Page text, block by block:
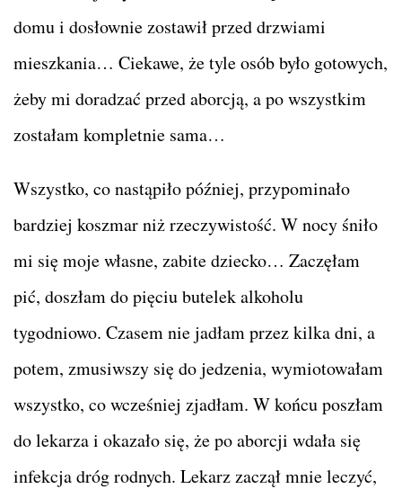
domu i dosłownie zostawił przed drzwiami
mieszkania… Ciekawe, że tyle osób było gotowych,
żeby mi doradzać przed aborcją, a po wszystkim
zostałam kompletnie sama…
Wszystko, co nastąpiło później, przypominało
bardziej koszmar niż rzeczywistość. W nocy śniło
mi się moje własne, zabite dziecko… Zaczęłam
pić, doszłam do pięciu butelek alkoholu
tygodniowo. Czasem nie jadłam przez kilka dni, a
potem, zmusiwszy się do jedzenia, wymiotowałam
wszystko, co wcześniej zjadłam. W końcu poszłam
do lekarza i okazało się, że po aborcji wdała się
infekcja dróg rodnych. Lekarz zaczął mnie leczyć,